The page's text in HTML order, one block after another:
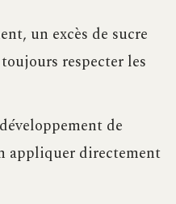
un excès de sucre
respecter les
de
appliquer directement